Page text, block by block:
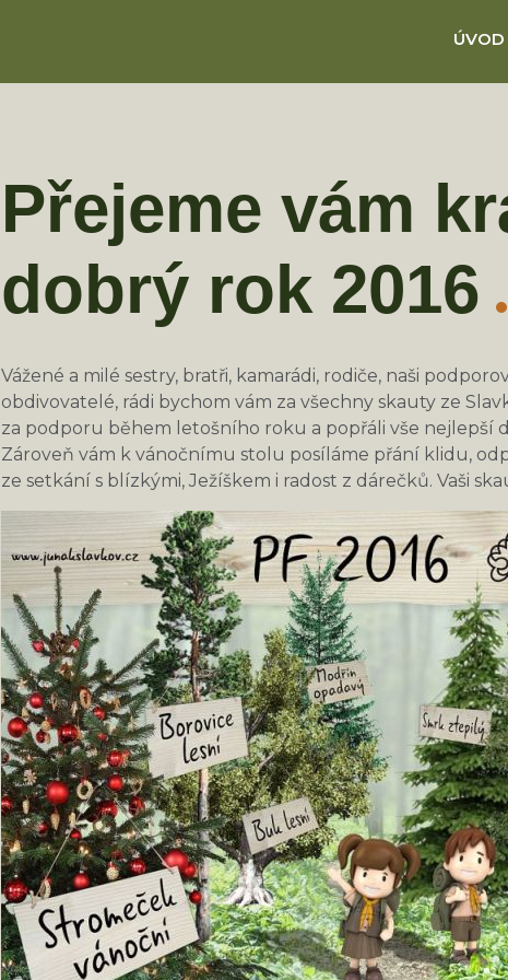
ÚVOD
Přejeme vám
dobrý rok 2016
Vážené a milé sestry, bratři, kamarádi, rodiče, naši
obdivovatelé, rádi bychom vám za všechny skauty ze
za podporu během letošního roku a popřáli vše nejlepší
Zároveň vám k vánočnímu stolu posíláme přání klidu,
ze setkání s blízkými, Ježíškem i radost z dárečků. Vaši